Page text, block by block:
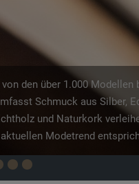
mit seinen
der Struwwelpeter, welcher